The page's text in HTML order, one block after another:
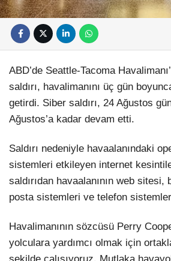
ABD’de Seattle-Tacoma
saldırı, havalimanını üç gün
getirdi. Siber saldırı, 24 Ağustos
Ağustos’a kadar devam etti.
Saldırı nedeniyle havaalanındaki
sistemleri etkileyen internet
saldırıdan havaalanının web sitesi,
posta sistemleri ve telefon
Havalimanının sözcüsü Perry
yolculara yardımcı olmak için